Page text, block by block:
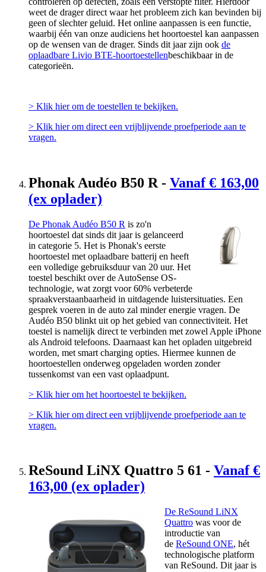
weet de drager direct waar het probleem zich kan bevinden bij
geen of slechter geluid. Het online aanpassen is een functie,
waarbij één van onze audiciens het hoortoestel kan aanpassen
op de wensen van de drager. Sinds dit jaar zijn ook de
oplaadbare Livio BTE-hoortoestellenbeschikbaar in de
categorieën.
> Klik hier om de toestellen te bekijken.
> Klik hier om direct een vrijblijvende proefperiode aan te
vragen.
Phonak Audéo B50 R - Vanaf € 163,00
(ex oplader)
De Phonak Audéo B50 R is zo'n
hoortoestel dat sinds dit jaar is gelanceerd
in categorie 5. Het is Phonak's eerste
hoortoestel met oplaadbare batterij en heeft
een volledige gebruiksduur van 20 uur. Het
toestel beschikt over de AutoSense OS-
technologie, wat zorgt voor 60% verbeterde
spraakverstaanbaarheid in uitdagende luistersituaties. Een
gesprek voeren in de auto zal minder energie vragen. De
Audéo B50 blinkt uit op het gebied van connectiviteit. Het
toestel is namelijk direct te verbinden met zowel Apple iPhone
als Android telefoons. Daarnaast kan het opladen uitgebreid
worden, met smart charging opties. Hiermee kunnen de
hoortoestellen onderweg opgeladen worden zonder
tussenkomst van een vast oplaadpunt.
> Klik hier om het hoortoestel te bekijken.
> Klik hier om direct een vrijblijvende proefperiode aan te
vragen.
ReSound LiNX Quattro 5 61 - Vanaf €
163,00 (ex oplader)
De ReSound LiNX
Quattro was voor de
introductie van
de ReSound ONE, hét
technologische platform
van ReSound. Dit jaar is